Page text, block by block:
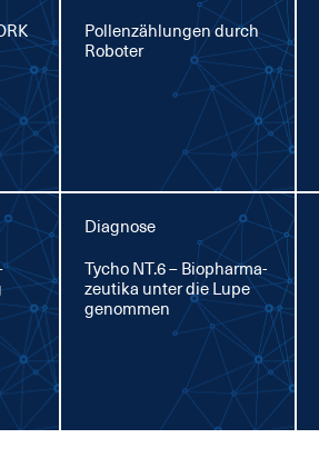
Pol­len­zäh­lun­gen durch
Ro­bo­ter
Diagnose
Ty­cho NT.6 – Bio­phar­ma­
zeu­ti­ka un­ter die Lu­pe
ge­nom­men